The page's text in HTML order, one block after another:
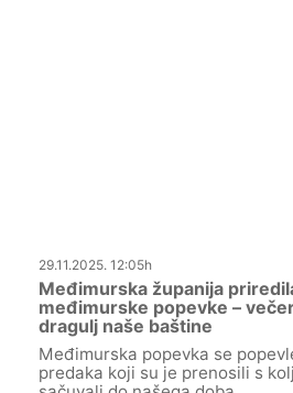
29.11.2025. 12:05h
Međimurska županija
međimurske popevke –
dragulj naše baštine
Međimurska popevka se
predaka koji su je prenosili s